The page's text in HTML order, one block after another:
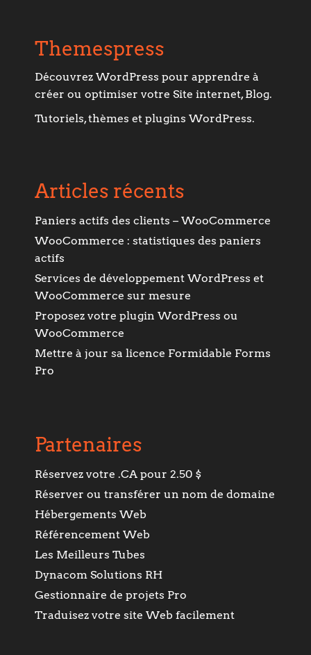
Themespress
Découvrez WordPress pour apprendre à
créer ou optimiser votre Site internet, Blog.
Tutoriels, thèmes et plugins WordPress.
Articles récents
Paniers actifs des clients – WooCommerce
WooCommerce : statistiques des paniers
actifs
Services de développement WordPress et
WooCommerce sur mesure
Proposez votre plugin WordPress ou
WooCommerce
Mettre à jour sa licence Formidable Forms
Pro
Partenaires
Réservez votre .CA pour 2.50 $
Réserver ou transférer un nom de domaine
Hébergements Web
Référencement Web
Les Meilleurs Tubes
Dynacom Solutions RH
Gestionnaire de projets Pro
Traduisez votre site Web facilement